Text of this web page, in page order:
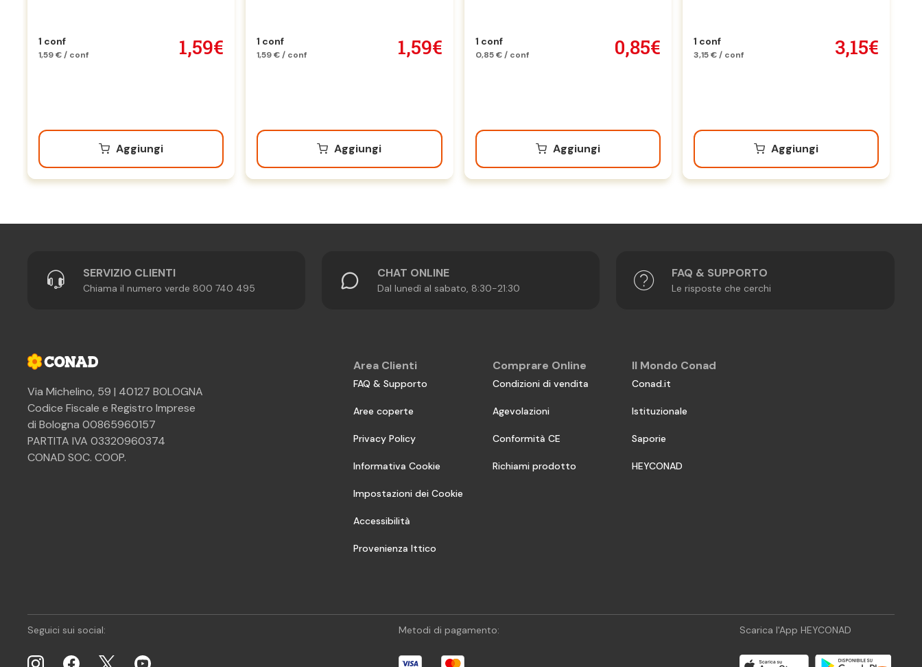
1 conf
1,59 € / conf 1,59€
Aggiungi
1 conf
1,59 € / conf 1,59€
Aggiungi
1 conf
0,85 € / conf 0,85€
Aggiungi
1 conf
3,15 € / conf 3,15€
Aggiungi
SERVIZIO CLIENTI
Chiama il numero verde 800 740 495
CHAT ONLINE
Dal lunedì al sabato, 8:30-21:30
FAQ & SUPPORTO
Le risposte che cerchi
Via Michelino, 59 | 40127 BOLOGNA
Codice Fiscale e Registro Imprese
di Bologna 00865960157
PARTITA IVA 03320960374
CONAD SOC. COOP.
Area Clienti
FAQ & Supporto
Aree coperte
Privacy Policy
Informativa Cookie
Impostazioni dei Cookie
Accessibilità
Provenienza Ittico
Comprare Online
Condizioni di vendita
Agevolazioni
Conformità CE
Richiami prodotto
Il Mondo Conad
Conad.it
Istituzionale
Saporie
HEYCONAD
Seguici sui social: Metodi di pagamento: Scarica l'App HEYCONAD